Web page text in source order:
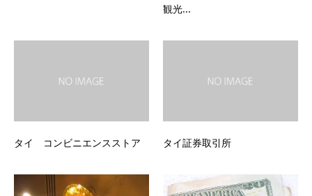
観光...
タイ コンビニエンスストア タイ証券取引所